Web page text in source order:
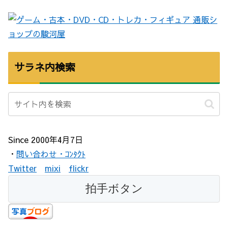
サラネ内検索
Since 2000年4月7日
・ 問い合わせ・ｺﾝﾀｸﾄ
Twitter
mixi flickr